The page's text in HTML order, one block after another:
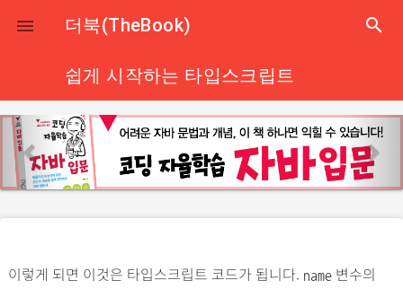
close
 더북(TheBook) search
쉽게 시작하는 타입스크립트
p
r
e
u
n
e
x
이렇게 되면 이것은 타입스크립트 코드가 됩니다. name변수의